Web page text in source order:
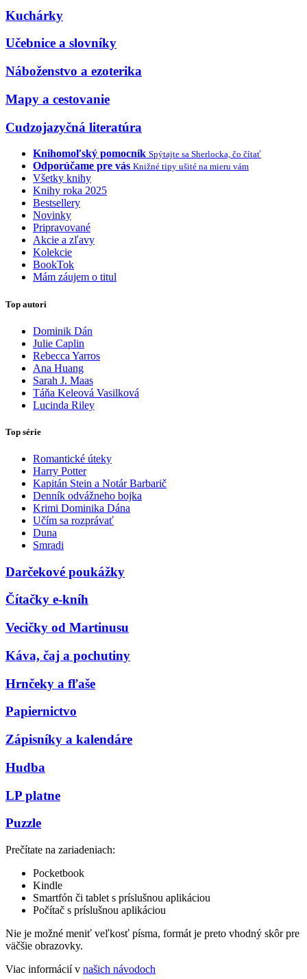
Kuchárky
Učebnice a slovníky
Náboženstvo a ezoterika
Mapy a cestovanie
Cudzojazyčná literatúra
Knihomoľský pomocník Spýtajte sa Sherlocka, čo čítať
Odporúčame pre vás Knižné tipy ušité na mieru vám
Všetky knihy
Knihy roka 2025
Bestsellery
Novinky
Pripravované
Akcie a zľavy
Kolekcie
BookTok
Mám záujem o titul
Top autori
Dominik Dán
Julie Caplin
Rebecca Yarros
Ana Huang
Sarah J. Maas
Táňa Keleová Vasilková
Lucinda Riley
Top série
Romantické úteky
Harry Potter
Kapitán Stein a Notár Barbarič
Denník odvážneho bojka
Krimi Dominika Dána
Učím sa rozprávať
Duna
Smradi
Darčekové poukážky
Čítačky e-kníh
Vecičky od Martinusu
Káva, čaj a pochutiny
Hrnčeky a fľaše
Papiernictvo
Zápisníky a kalendáre
Hudba
LP platne
Puzzle
Prečítate na zariadeniach:
Pocketbook
Kindle
Smartfón či tablet s príslušnou aplikáciou
Počítač s príslušnou aplikáciou
Nie je možné meniť veľkosť písma, formát je preto vhodný skôr pre
väčšie obrazovky.
Viac informácií v našich návodoch